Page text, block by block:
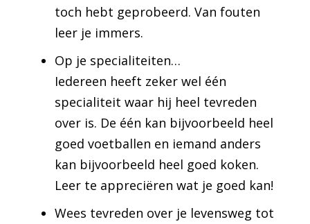
toch hebt geprobeerd. Van fouten
leer je immers.
Op je specialiteiten…
Iedereen heeft zeker wel één
specialiteit waar hij heel tevreden
over is. De één kan bijvoorbeeld heel
goed voetballen en iemand anders
kan bijvoorbeeld heel goed koken.
Leer te appreciëren wat je goed kan!
Wees tevreden over je levensweg tot